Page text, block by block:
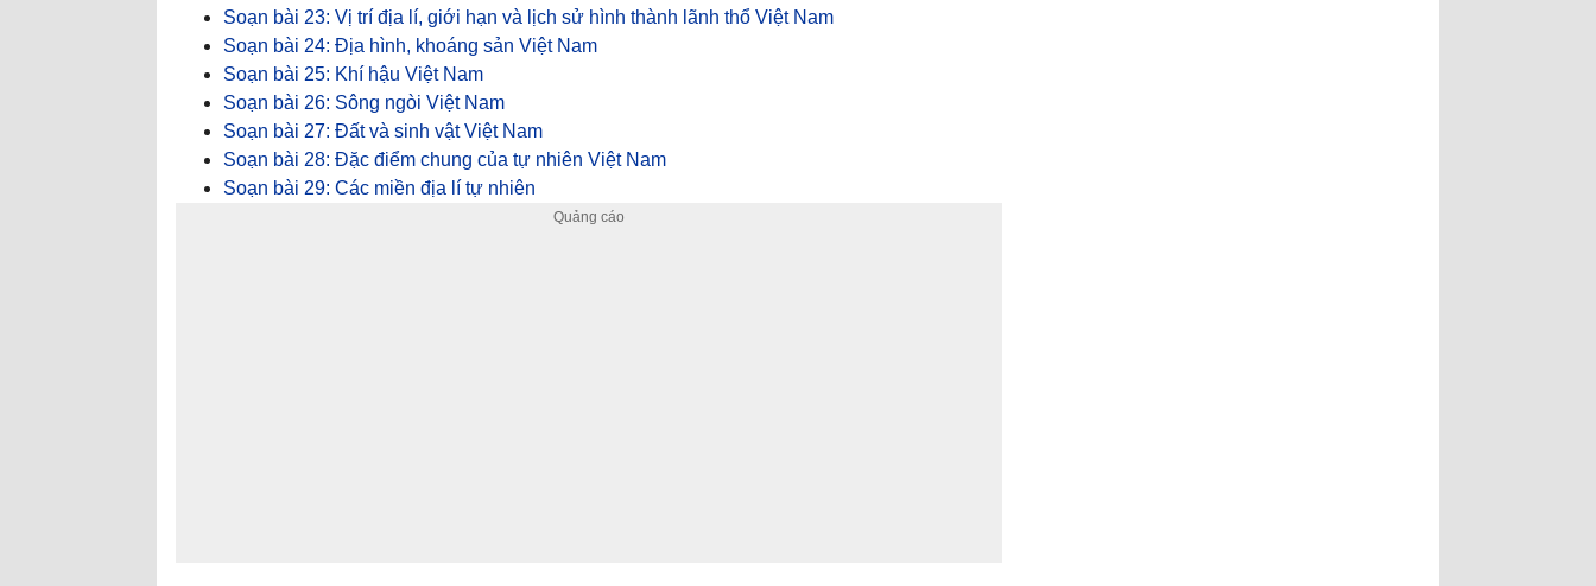
Soạn bài 23: Vị trí địa lí, giới hạn và lịch sử hình thành lãnh thổ Việt Nam
Soạn bài 24: Địa hình, khoáng sản Việt Nam
Soạn bài 25: Khí hậu Việt Nam
Soạn bài 26: Sông ngòi Việt Nam
Soạn bài 27: Đất và sinh vật Việt Nam
Soạn bài 28: Đặc điểm chung của tự nhiên Việt Nam
Soạn bài 29: Các miền địa lí tự nhiên